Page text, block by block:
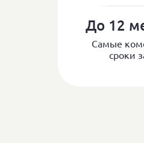
До 12
Самые
сроки